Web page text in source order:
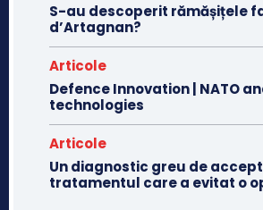
S-au descoperit rămășițele
d’Artagnan?
Articole
Defence Innovation | NATO
technologies
Articole
Un diagnostic greu de
tratamentul care a evitat o